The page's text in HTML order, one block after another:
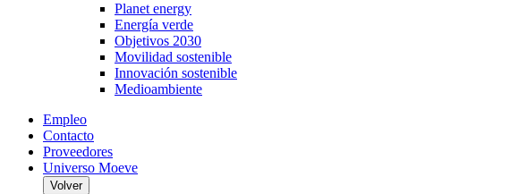
Planet energy
Energía verde
Objetivos 2030
Movilidad sostenible
Innovación sostenible
Medioambiente
Empleo
Contacto
Proveedores
Universo Moeve
Volver